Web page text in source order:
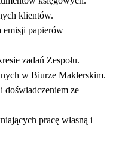
klientów.
emisji papierów
zadań Zespołu.
w Biurze Maklerskim.
doświadczeniem ze
pracę własną i